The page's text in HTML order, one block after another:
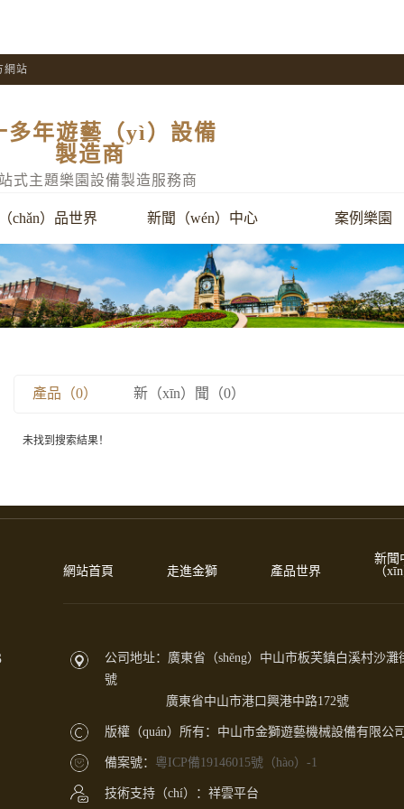
網站
多年遊藝（yì）設備
製造商
式主題樂園設備製造服務商
chǎn）品世界 新聞（wén）中心 案例樂園
產品（0） 新（xīn）聞（0）
未找到搜索結果！
網站首頁 走進金獅 產品世界
新聞
（
公司地址：廣東省（shěng）中山市板芙鎮白溪村沙灘
號
廣東省中山市港口興港中路172號
版權（quán）所有：中山市金獅遊藝機械設備有限公
備案號： 粵ICP備19146015號（hào）-1
技術支持（chí）：祥雲平台